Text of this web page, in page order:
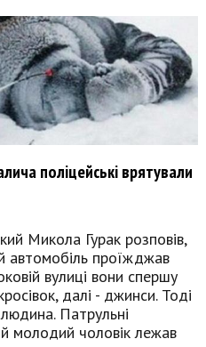
поліцейські врятували
Микола Гурак розповів,
автомобіль проїжджав
вулиці вони спершу
далі - джинси. Тоді
Патрульні
молодий чоловік лежав